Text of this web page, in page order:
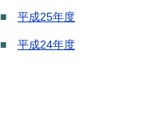
■ 平成25年度
■ 平成24年度